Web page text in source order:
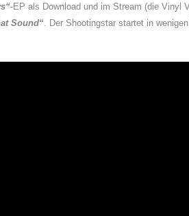
-EP als Download und im Stream (die Vinyl
Sound“ . Der Shootingstar startet in